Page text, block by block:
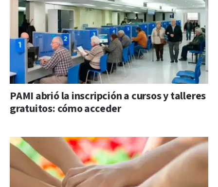
PAMI abrió la inscripción a cursos y talleres
gratuitos: cómo acceder